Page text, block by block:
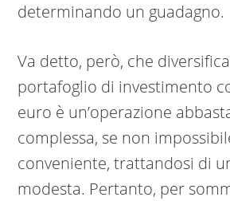
determinando un guadagno.
Va detto, però, che
portafoglio di investimento
euro è un’operazione
complessa, se non
conveniente, trattandosi di
modesta. Pertanto, per